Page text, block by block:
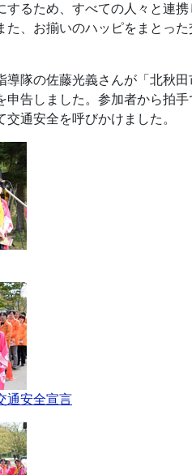
するため、すべての人々と連
た、お揃いのハッピをまとっ
導隊の佐藤光義さんが「北秋
申告しました。参加者から拍
交通安全を呼びかけました。
通安全宣言